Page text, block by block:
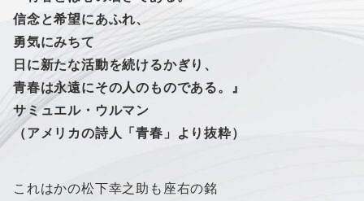
信念と希望にあふれ、
勇気にみちて
日に新たな活動を続けるかぎり、
青春は永遠にその人のものである。』
サミュエル・ウルマン
（アメリカの詩人「青春」より抜粋）
これはかの松下幸之助も座右の銘